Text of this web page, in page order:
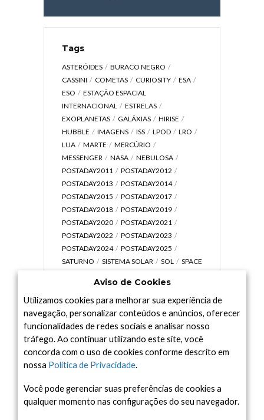
Tags
ASTERÓIDES
BURACO NEGRO
CASSINI
COMETAS CURIOSITY
ESA
ESO
ESTAÇÃO ESPACIAL
INTERNACIONAL
ESTRELAS
EXOPLANETAS
GALÁXIAS
HIRISE
HUBBLE
IMAGENS ISS LPOD
LRO
LUA
MARTE
MERCÚRIO
MESSENGER
NASA
NEBULOSA
POSTADAY2011
POSTADAY2012
POSTADAY2013
POSTADAY2014
POSTADAY2015
POSTADAY2017
POSTADAY2018
POSTADAY2019
POSTADAY2020
POSTADAY2021
POSTADAY2022
POSTADAY2023
POSTADAY2024
POSTADAY2025
SATURNO
SISTEMA SOLAR SOL
SPACE
UNIVERSO
VÍDEO
Arquivo
Arquivo
Aviso de Cookies
Utilizamos cookies para melhorar sua experiência de
navegação, personalizar conteúdos e anúncios, oferecer
funcionalidades de redes sociais e analisar nosso
tráfego. Ao continuar utilizando este site, você
concorda com o uso de cookies conforme descrito em
nossa Política de Privacidade.
Você pode gerenciar suas preferências de cookies a
qualquer momento nas configurações do seu navegador.